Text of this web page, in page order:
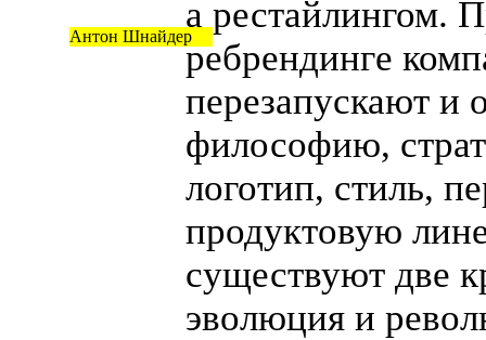
Антон Шнайдер
а рестайлингом.
ребрендинге
перезапускают и
философию,
логотип, стиль,
продуктовую
существуют две
эволюция и